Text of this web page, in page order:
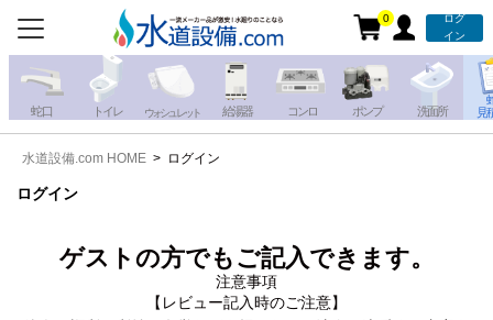
0
ログ
イン
蛇 口 トイレ ウォシュレット 給湯器 コンロ ポンプ 洗面所
見
お電話での注文・お見積も
承っております!!
写真を送る
水道設備.com HOME ログイン
ログイン
ゲストの方でもご記入できます。
注意事項
【レビュー記入時のご注意】